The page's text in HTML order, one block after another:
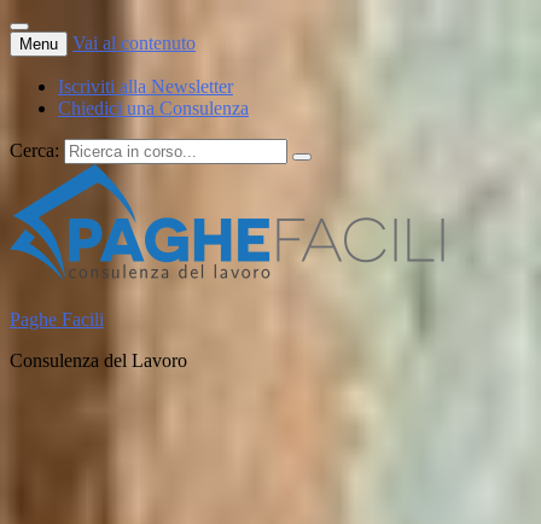
Menu Vai al contenuto
Iscriviti alla Newsletter
Chiedici una Consulenza
Cerca:
Paghe Facili
Consulenza del Lavoro